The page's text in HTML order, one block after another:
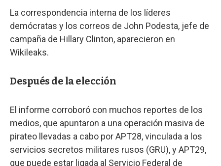
La correspondencia interna de los líderes
demócratas y los correos de John Podesta, jefe de
campaña de Hillary Clinton, aparecieron en
Wikileaks.
Después de la elección
El informe corroboró con muchos reportes de los
medios, que apuntaron a una operación masiva de
pirateo llevadas a cabo por APT28, vinculada a los
servicios secretos militares rusos (GRU), y APT29,
que puede estar ligada al Servicio Federal de